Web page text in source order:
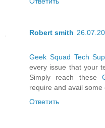
Robert smith
Geek Squad Tech
every issue that your
Simply reach these
require and avail some
Ответить